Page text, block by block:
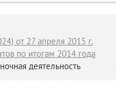
от 27 апреля 2015 г.
по итогам 2014 года
деятельность